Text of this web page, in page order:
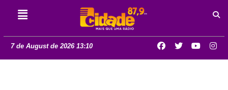
7 de August de 2026 13:10